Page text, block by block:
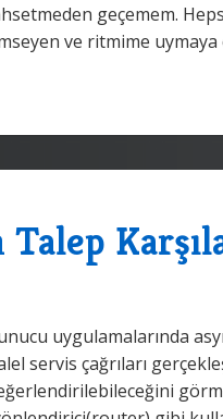
geçemem.
ve ritmime uymaya
uygulamalarında
servis çağrıları